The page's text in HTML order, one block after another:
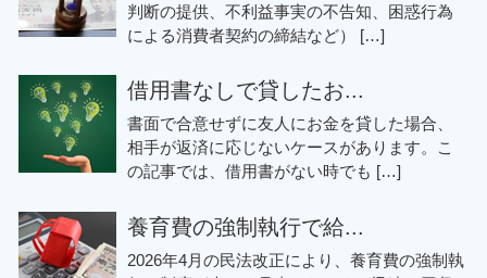
判断の提供、不利益事実の不告知、困惑行為
による消費者契約の締結など） […]
借用書なしで貸したお...
書面で合意せずに友人にお金を貸した場合、
相手が返済に応じないケースがあります。こ
の記事では、借用書がない時でも […]
養育費の強制執行で給...
2026年4月の民法改正により、養育費の強制執